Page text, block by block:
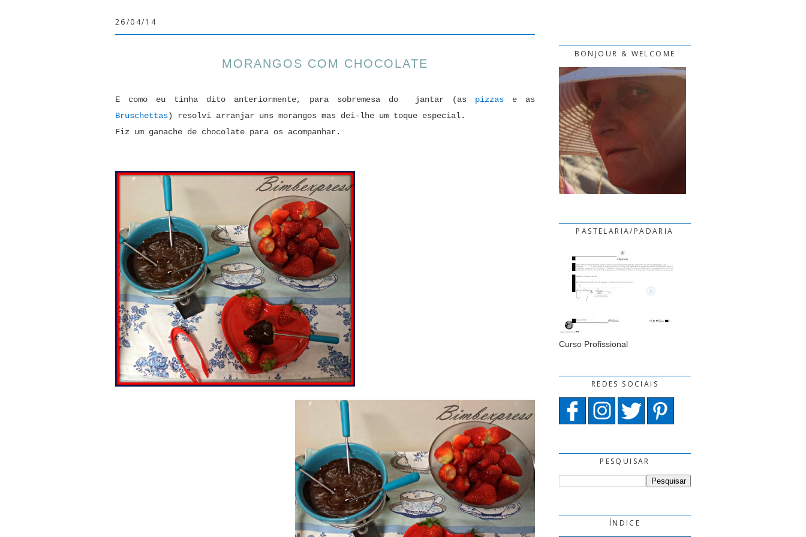
26/04/14
MORANGOS COM CHOCOLATE
E como eu tinha dito anteriormente, para sobremesa do jantar (as pizzas e as
Bruschettas) resolvi arranjar uns morangos mas dei-lhe um toque especial.
Fiz um ganache de chocolate para os acompanhar.
BONJOUR & WELCOME
PASTELARIA/PADARIA
Curso Profissional
REDES SOCIAIS
PESQUISAR
ÍNDICE